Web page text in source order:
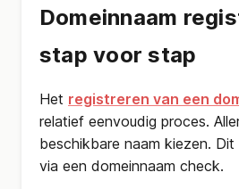
Domeinnaam
stap voor stap
Het registreren van een
relatief eenvoudig proces.
beschikbare naam kiezen.
via een domeinnaam check.